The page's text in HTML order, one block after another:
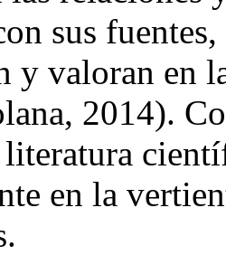
sus
y valoran en
2014).
en la